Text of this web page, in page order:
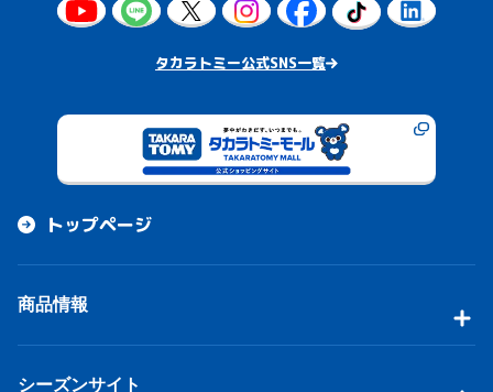
タカラトミー公式SNS一覧
トップページ
商品情報
シーズンサイト